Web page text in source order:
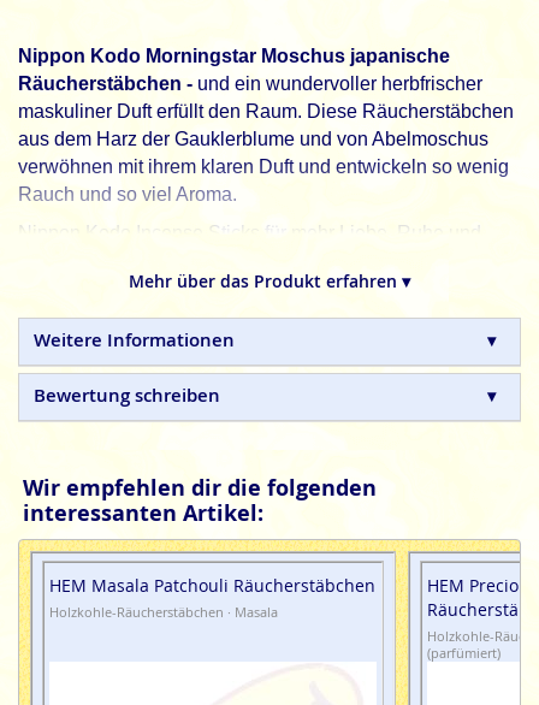
Nippon Kodo Morningstar Moschus japanische
Räucherstäbchen - und ein wundervoller herbfrischer
maskuliner Duft erfüllt den Raum. Diese Räucherstäbchen
aus dem Harz der Gauklerblume und von Abelmoschus
verwöhnen mit ihrem klaren Duft und entwickeln so wenig
Rauch und so viel Aroma.
Nippon Kodo Incense Sticks für mehr Liebe, Ruhe und
kreiert in den 1960er Jahren, sind aus 100% natürlichen
Zutaten und in Handarbeit hergestellte Premium-Sticks.
Mehr über das Produkt erfahren ▾
Weitere Informationen
Bewertung schreiben
Wir empfehlen dir die folgenden
interessanten Artikel:
HEM Masala Patchouli Räucherstäbchen
Holzkohle-Räucherstäbchen · Masala
HEM
Holzkohle-
(parfümiert)